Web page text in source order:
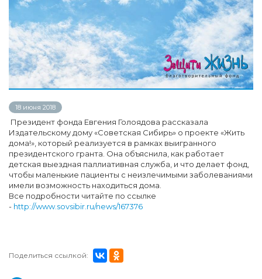
18 июня 2018
Президент фонда Евгения Голоядова рассказала
Издательскому дому «Советская Сибирь» о проекте «Жить
дома!», который реализуется в рамках выигранного
президентского гранта. Она объяснила, как работает
детская выездная паллиативная служба, и что делает фонд,
чтобы маленькие пациенты с неизлечимыми заболеваниями
имели возможность находиться дома.
Все подробности читайте по ссылке
- http://www.sovsibir.ru/news/167376
Поделиться ссылкой: